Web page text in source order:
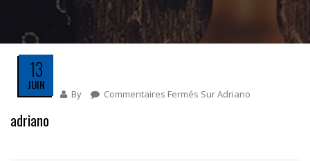
13
JUIN
By Commentaires Fermés Sur Adriano
adriano